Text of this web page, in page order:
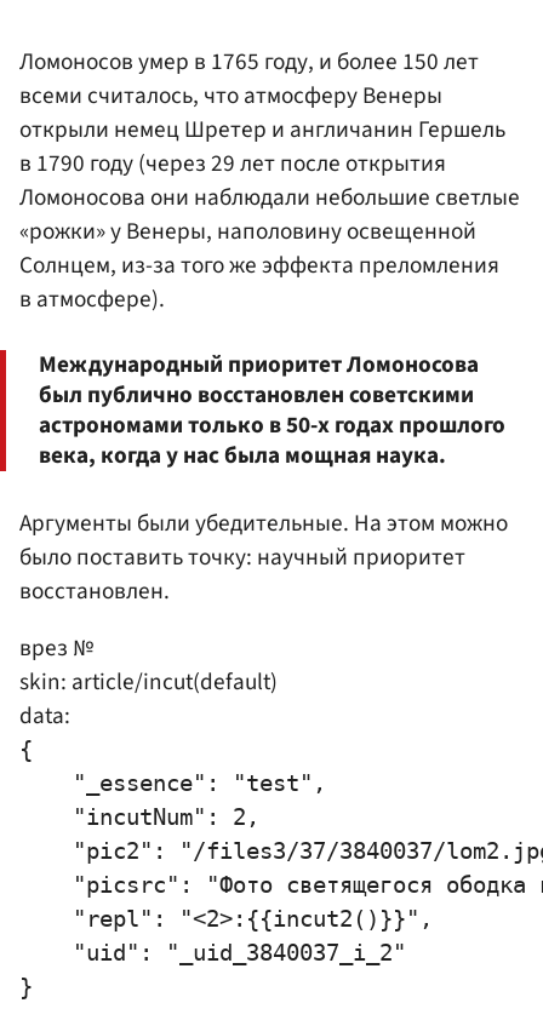
Ломоносов умер в 1765 году, и более 150 лет
всеми считалось, что атмосферу Венеры
открыли немец Шретер и англичанин Гершель
в 1790 году (через 29 лет после открытия
Ломоносова они наблюдали небольшие светлые
«рожки» у Венеры, наполовину освещенной
Солнцем, из-за того же эффекта преломления
в атмосфере).
Международный приоритет Ломоносова
был публично восстановлен советскими
астрономами только в 50-х годах прошлого
века, когда у нас была мощная наука.
Аргументы были убедительные. На этом можно
было поставить точку: научный приоритет
восстановлен.
врез №
skin: article/incut(default)
data:
{
    "_essence": "test",
    "incutNum": 2,
"pic2": "/files3/37/3840037/
"picsrc": "Фото светящегося
    "repl": "<2>:{{incut2()}}",
    "uid": "_uid_3840037_i_2"